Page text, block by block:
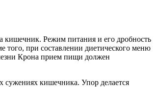
кишечник. Режим питания и его дробность
того, при составлении диетического меню
Крона прием пищи должен
кишечника. Упор делается